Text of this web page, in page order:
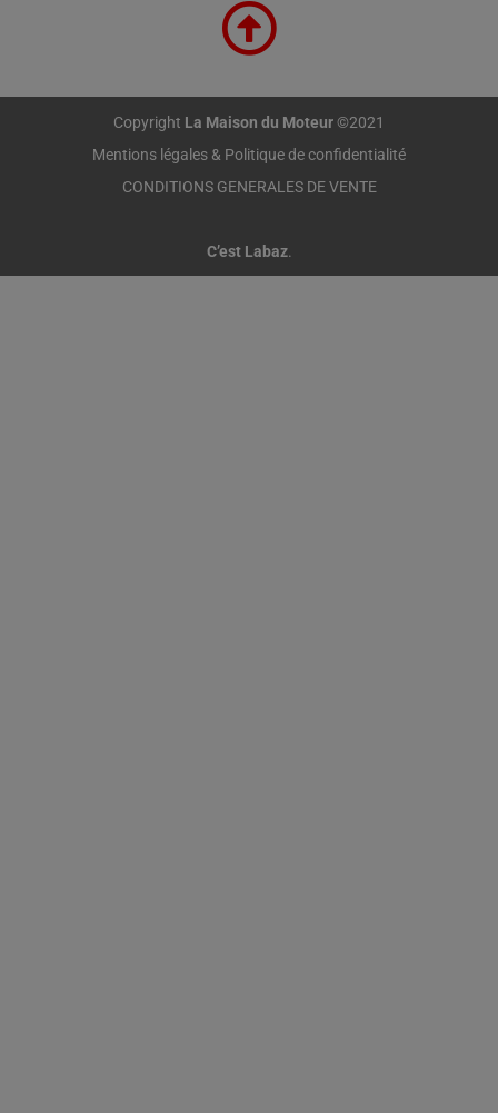
Copyright La Maison du Moteur©2021
Mentions légales & Politique de confidentialité
CONDITIONS GENERALES DE VENTE
C’est Labaz.